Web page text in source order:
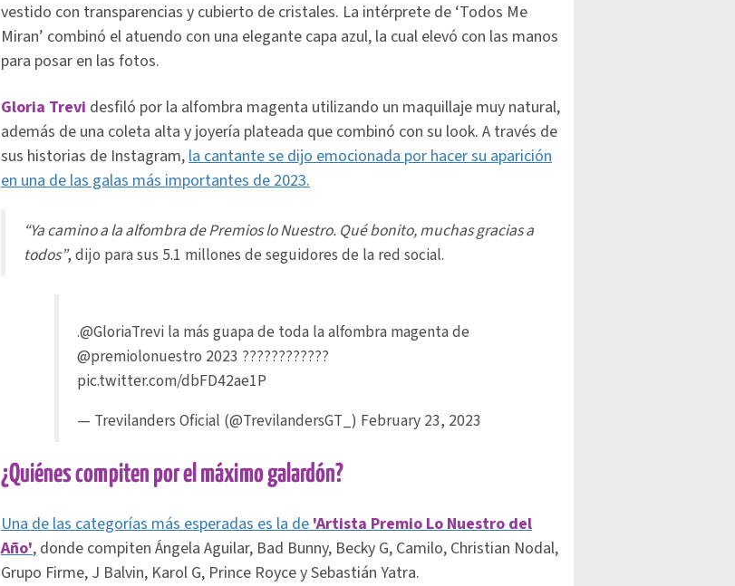
vestido con transparencias y cubierto de cristales. La intérprete de ‘Todos Me
Miran’ combinó el atuendo con una elegante capa azul, la cual elevó con las manos
para posar en las fotos.
Gloria Trevi desfiló por la alfombra magenta utilizando un maquillaje muy natural,
además de una coleta alta y joyería plateada que combinó con su look. A través de
sus historias de Instagram,la cantante se dijo emocionada por hacer su aparición
en una de las galas más importantes de 2023.
“Ya camino a la alfombra de Premios lo Nuestro. Qué bonito, muchas gracias a
todos”, dijo para sus 5.1 millones de seguidores de la red social.
.@GloriaTrevila más guapa de toda la alfombra magenta de
@premiolonuestro 2023 ????????????
pic.twitter.com/dbFD42ae1P
— Trevilanders Oficial (@TrevilandersGT_) February 23, 2023
¿Quiénes compiten por el máximo galardón?
Una de las categorías más esperadas es la de'Artista Premio Lo Nuestro del
Año', donde compiten Ángela Aguilar, Bad Bunny, Becky G, Camilo, Christian Nodal,
Grupo Firme, J Balvin, Karol G, Prince Royce y Sebastián Yatra.